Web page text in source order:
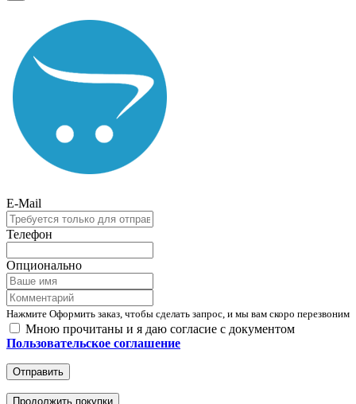
E-Mail
Телефон
Опционально
Нажмите Оформить заказ, чтобы сделать запрос, и мы вам скоро перезвоним
Мною прочитаны и я даю согласие с документом
Пользовательское соглашение
Отправить
Продолжить покупки